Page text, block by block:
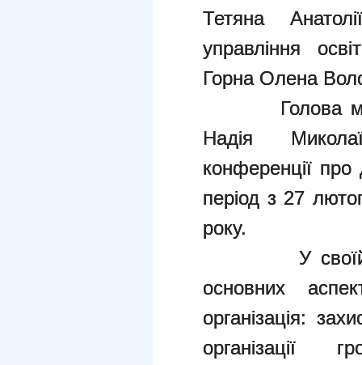
Тетяна
управління
Горна Олена
Голова
Надія
конференції про
період з 27
року.
У своїй
основних
організація:
організації